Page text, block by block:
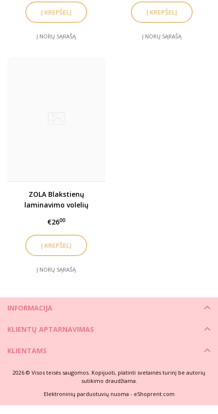
Į NORŲ SĄRAŠĄ Į NORŲ SĄRAŠĄ
ZOLA Blakstienų
laminavimo volelių
100 ml
€2600
Į NORŲ SĄRAŠĄ
INFORMACIJA
KLIENTŲ APTARNAVIMAS
KLIENTAMS
2026 © Visos teisės saugomos. Kopijuoti, platinti svetainės turinį be autorių
sutikimo draudžiama.
Elektroninių parduotuvių nuoma - eShoprent.com